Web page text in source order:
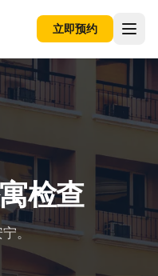
立即预约
检查
。